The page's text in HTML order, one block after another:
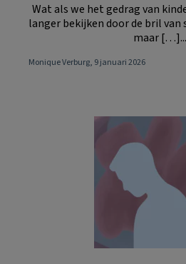
Wat als we het gedrag van
langer bekijken door de bril
maar […]...
Monique Verburg, 9 januari 2026